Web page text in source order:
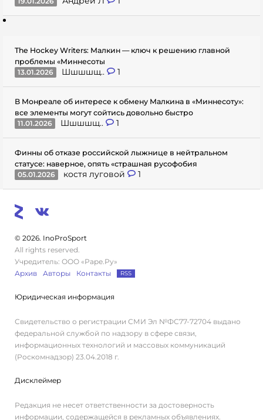
The Hockey Writers: Малкин — ключ к решению главной
проблемы «Миннесоты
13.01.2026
Шшшшщ.. 1
В Монреале об интересе к обмену Малкина в «Миннесоту»:
все элементы могут сойтись довольно быстро
11.01.2026
Шшшшщ.. 1
Финны об отказе российской лыжнице в нейтральном
статусе: наверное, опять «страшная русофобия
05.01.2026
костя луговой 1
© 2026. InoProSport
All rights reserved.
Учредитель: ООО «Раре.Ру»
Архив
Авторы Контакты RSS
Юридическая информация
Свидетельство о регистрации СМИ Эл №ФС77-72704 выдано
федеральной службой по надзору в сфере связи,
информационных технологий и массовых коммуникаций
(Роскомнадзор) 23.04.2018 г.
Дисклеймер
Редакция не несет ответственности за достоверность
информации, содержащейся в рекламных объявлениях.